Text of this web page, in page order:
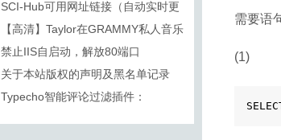
需要语
(1)
信息
SCI-Hub可用网址链接（自动实时更
新）
【高清】Taylor在GRAMMY私人音乐
会上的几首歌
禁止IIS自启动，解放80端口
关于本站版权的声明及黑名单记录
Typecho智能评论过滤插件：